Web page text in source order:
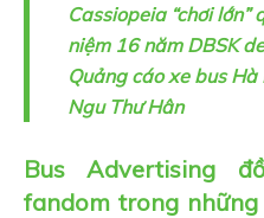
Cassiopeia “chơi
niệm 16 năm DBSK
Quảng cáo xe bus
Ngu Thư Hân
Bus Advertising
fandom trong